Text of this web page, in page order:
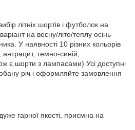
літніх шортів і футболок на
на весну/літо/теплу осінь
У наявності 10 різних кольорів
темно-синій,
є шорти з лампасами) Усі доступні
річ і оформляйте замовлення
гарної якості, приємна на